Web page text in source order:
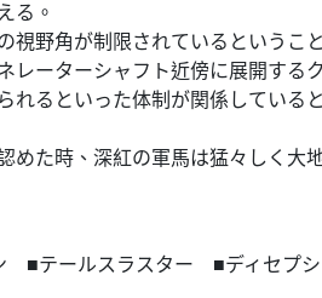
る。
視野角が制限されているというこ
レーターシャフト近傍に展開する
れるといった体制が関係している
めた時、深紅の軍馬は猛々しく
■テールスラスター ■ディセプシ